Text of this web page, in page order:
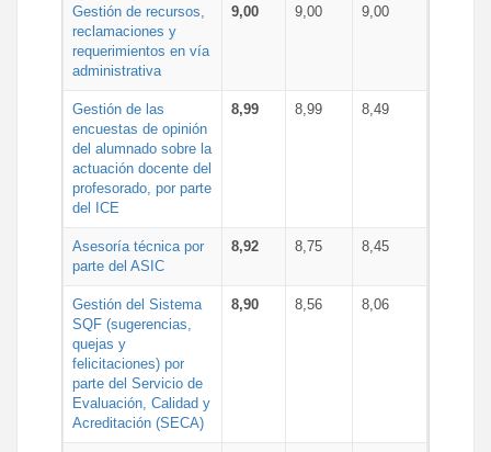
Gestión de recursos,
reclamaciones y
requerimientos en vía
administrativa
9,00 9,00 9,00
Gestión de las
encuestas de opinión
del alumnado sobre la
actuación docente del
profesorado, por parte
del ICE
8,99 8,99 8,49
Asesoría técnica por
parte del ASIC
8,92 8,75 8,45
Gestión del Sistema
SQF (sugerencias,
quejas y
felicitaciones) por
parte del Servicio de
Evaluación, Calidad y
Acreditación (SECA)
8,90 8,56 8,06